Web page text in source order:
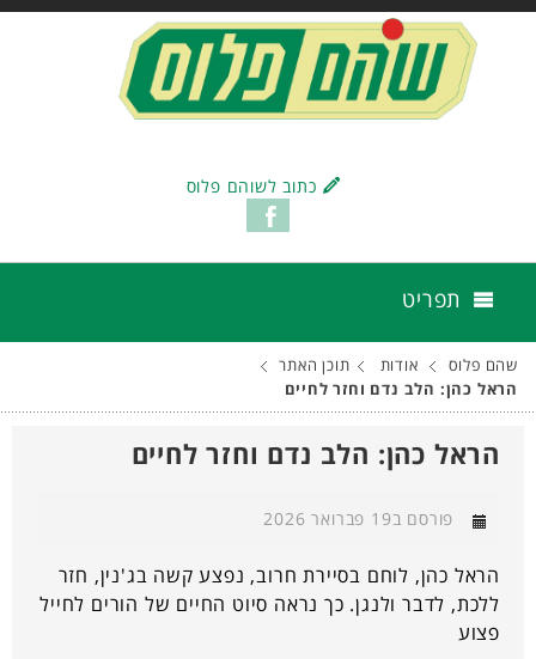
כתוב לשוהם פלוס
תפריט
שהם פלוס אודות
תוכן האתר
הראל כהן: הלב נדם וחזר לחיים
הראל כהן: הלב נדם וחזר לחיים
פורסם ב19 פברואר 2026
הראל כהן, לוחם בסיירת חרוב, נפצע קשה בג'נין, חזר
ללכת, לדבר ולנגן. כך נראה סיוט החיים של הורים לחייל
פצוע